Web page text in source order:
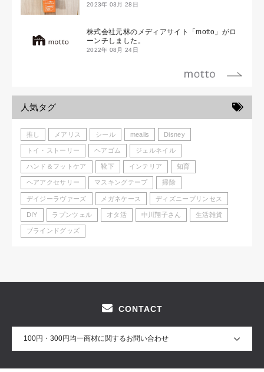
2023年 03月 28日
株式会社元林のメディアサイト「motto」がロ
ーンチしました。
2022年 08月 24日
人気タグ
推し メアリス シール mealis Disney
トイ・ストーリー ヘアゴム ジェルネイル
ハンド＆フットケア 靴下 インテリア 知育
ヘアアクセサリー マスキングテープ 掃除
デイジーラヴァーズ メガネケース ディズニープリンセス
DIY ラプンツェル オタ活 中川翔子さん 生活雑貨
ブラインドグッズ
CONTACT
100円・300円均一商材に関するお問い合わせ